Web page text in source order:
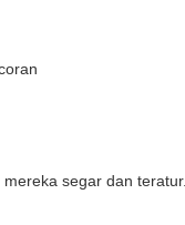
segar dan teratur.